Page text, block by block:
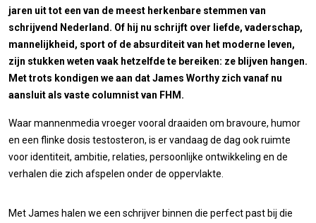
jaren uit tot een van de meest herkenbare stemmen van
schrijvend Nederland. Of hij nu schrijft over liefde, vaderschap,
mannelijkheid, sport of de absurditeit van het moderne leven,
zijn stukken weten vaak hetzelfde te bereiken: ze blijven hangen.
Met trots kondigen we aan dat James Worthy zich vanaf nu
aansluit als vaste columnist van FHM.
Waar mannenmedia vroeger vooral draaiden om bravoure, humor
en een flinke dosis testosteron, is er vandaag de dag ook ruimte
voor identiteit, ambitie, relaties, persoonlijke ontwikkeling en de
verhalen die zich afspelen onder de oppervlakte.
Met James halen we een schrijver binnen die perfect past bij die